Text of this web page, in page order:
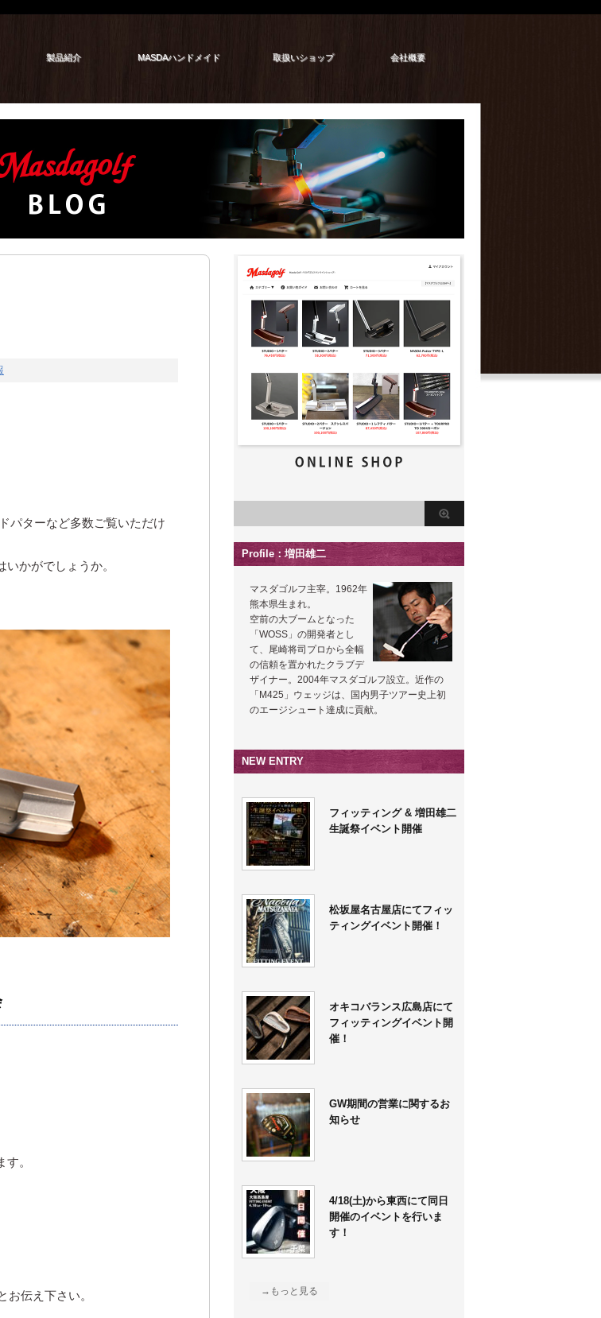
製品紹介 MASDAハンドメイド 取扱いショップ 会社概要
パターなど多数ご覧いただけ
かがでしょうか。
。
お伝え下さい。
Profile：増田雄二
マスダゴルフ主宰。1962年
熊本県生まれ。
空前の大ブームとなった
「WOSS」の開発者とし
て、尾崎将司プロから全幅
の信頼を置かれたクラブデ
ザイナー。2004年マスダゴルフ設立。近作の
「M425」ウェッジは、国内男子ツアー史上初
のエージシュート達成に貢献。
NEW ENTRY
フィッティング & 増田雄二
生誕祭イベント開催
松坂屋名古屋店にてフィッ
ティングイベント開催！
オキコバランス広島店にて
フィッティングイベント開
催！
GW期間の営業に関するお
知らせ
4/18(土)から東西にて同日
開催のイベントを行いま
す！
→もっと見る